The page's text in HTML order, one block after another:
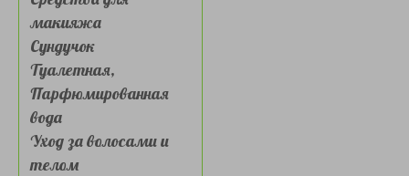
макияжа
Сундучок
Туалетная,
Парфюмированная
вода
Уход за волосами и
телом